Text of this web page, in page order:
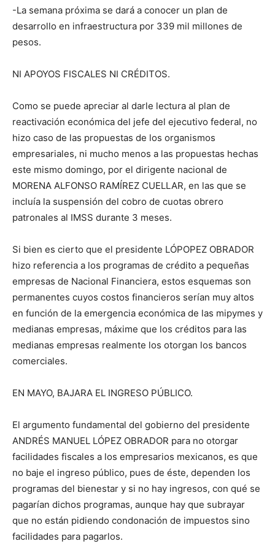
-La semana próxima se dará a conocer un plan de
desarrollo en infraestructura por 339 mil millones de
pesos.
NI APOYOS FISCALES NI CRÉDITOS.
Como se puede apreciar al darle lectura al plan de
reactivación económica del jefe del ejecutivo federal, no
hizo caso de las propuestas de los organismos
empresariales, ni mucho menos a las propuestas hechas
este mismo domingo, por el dirigente nacional de
MORENA ALFONSO RAMÍREZ CUELLAR, en las que se
incluía la suspensión del cobro de cuotas obrero
patronales al IMSS durante 3 meses.
Si bien es cierto que el presidente LÓPOPEZ OBRADOR
hizo referencia a los programas de crédito a pequeñas
empresas de Nacional Financiera, estos esquemas son
permanentes cuyos costos financieros serían muy altos
en función de la emergencia económica de las mipymes y
medianas empresas, máxime que los créditos para las
medianas empresas realmente los otorgan los bancos
comerciales.
EN MAYO, BAJARA EL INGRESO PÚBLICO.
El argumento fundamental del gobierno del presidente
ANDRÉS MANUEL LÓPEZ OBRADOR para no otorgar
facilidades fiscales a los empresarios mexicanos, es que
no baje el ingreso público, pues de éste, dependen los
programas del bienestar y si no hay ingresos, con qué se
pagarían dichos programas, aunque hay que subrayar
que no están pidiendo condonación de impuestos sino
facilidades para pagarlos.